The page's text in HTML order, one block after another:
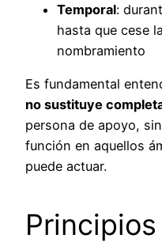
Temporal:
hasta que cese
nombramiento
Es fundamental
no sustituye
persona de apoyo,
función en aquellos
puede actuar.